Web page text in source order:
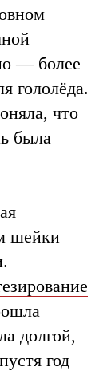
— более
гололёда.
что
была
шейки
долгой,
год